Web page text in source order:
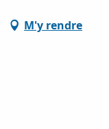
M'y rendre